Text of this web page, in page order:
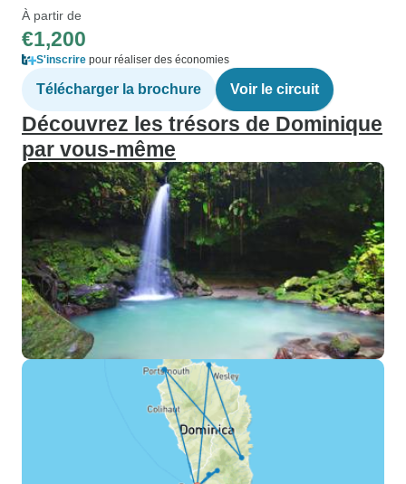
À partir de
€1,200
S'inscrire pour réaliser des économies
Télécharger la brochure Voir le circuit
Découvrez les trésors de Dominique
par vous-même